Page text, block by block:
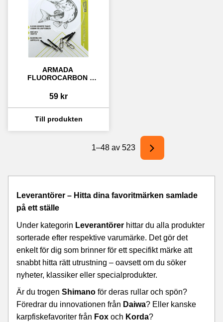
ARMADA
FLUOROCARBON
59 kr
1–48 av 523
Leverantörer – Hitta dina favoritmärken samlade
på ett ställe
Under kategorin Leverantörer hittar du alla produkter
sorterade efter respektive varumärke. Det gör det
enkelt för dig som brinner för ett specifikt märke att
snabbt hitta rätt utrustning – oavsett om du söker
nyheter, klassiker eller specialprodukter.
Är du trogen Shimano för deras rullar och spön?
Föredrar du innovationen från Daiwa? Eller kanske
karpfiskefavoriter från Fox och Korda?